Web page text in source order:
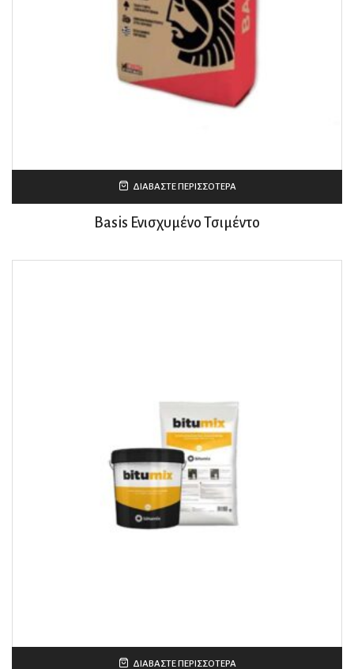
ΔΙΑΒΆΣΤΕ ΠΕΡΙΣΣΌΤΕΡΑ
Basis Ενισχυμένο Τσιμέντο
ΔΙΑΒΆΣΤΕ ΠΕΡΙΣΣΌΤΕΡΑ